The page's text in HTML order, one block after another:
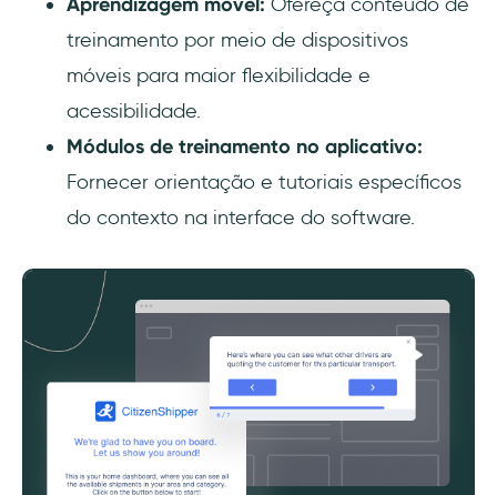
treinamento por meio de dispositivos
móveis para maior flexibilidade e
acessibilidade.
Módulos de treinamento no aplicativo:
Fornecer orientação e tutoriais específicos
do contexto na interface do software.